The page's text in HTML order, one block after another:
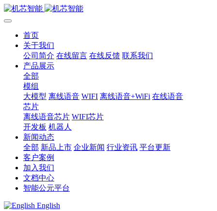
首页
关于我们
公司简介 在线留言 在线反馈 联系我们
产品展示
全部
模组
大模型 离线语音 WIFI 离线语音+WiFi 在线语音
芯片
离线语音芯片 WIFI芯片
开发板 机器人
新闻动态
全部 新品上市 企业新闻 行业资讯 平台更新
客户案例
加入我们
文档中心
智能公元平台
English